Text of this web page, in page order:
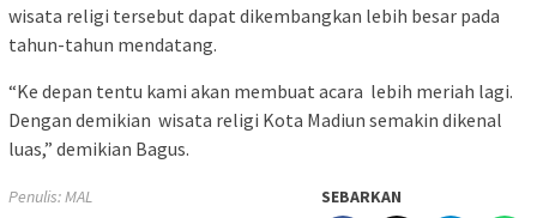
wisata religi tersebut dapat dikembangkan lebih besar pada
tahun-tahun mendatang.
“Ke depan tentu kami akan membuat acara lebih meriah lagi.
Dengan demikian wisata religi Kota Madiun semakin dikenal
luas,” demikian Bagus.
Penulis: MAL SEBARKAN